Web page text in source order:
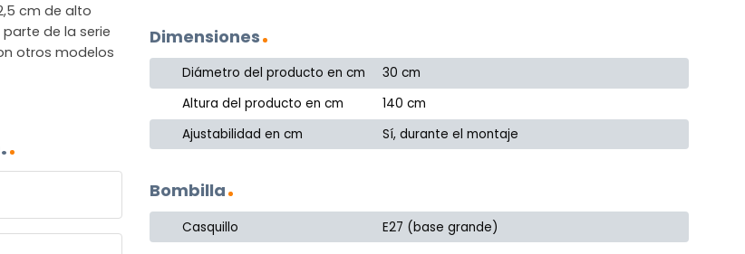
cm de alto
de la serie
otros modelos
Dimensiones
Diámetro del producto en cm
30 cm
Altura del producto en cm
140 cm
Ajustabilidad en cm
Sí, durante el montaje
Bombilla
Casquillo E27 (base grande)